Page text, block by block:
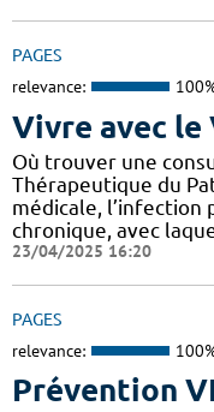
PAGES
relevance:
Vivre avec le
Où trouver une
Thérapeutique du
médicale, l’infection
chronique, avec
23/04/2025 16:20
PAGES
relevance:
Prévention